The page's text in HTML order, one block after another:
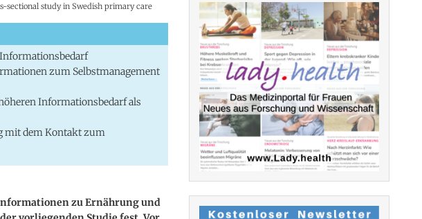
sectional study in Swedish primary care
zum Selbstmanagement
Informationsbedarf als
mit dem Kontakt zum
zu Ernährung und